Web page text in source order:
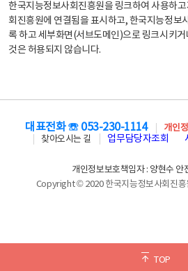
한국지능정보사회진흥원을 링크하여 사용하
회진흥원에 연결됨을 표시하고, 한국지능정보
록 하고 세부화면(서브도메인)으로 링크시키
것은 허용되지 않습니다.
TOP
대표전화 ☏ 053-230-1114 개인
찾아오시는 길
업무담당자조회
개인정보보호책임자 : 양현수 안
Copyright © 2020 한국지능정보사회진